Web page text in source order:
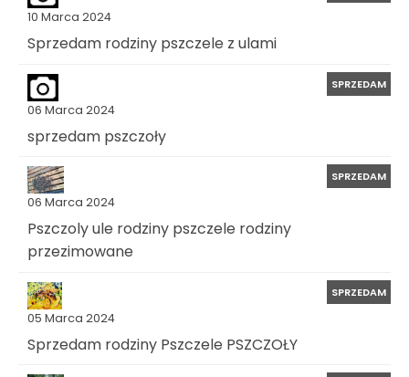
10 Marca 2024
Sprzedam rodziny pszczele z ulami
06 Marca 2024
SPRZEDAM
sprzedam pszczoły
06 Marca 2024
SPRZEDAM
Pszczoly ule rodziny pszczele rodziny
przezimowane
05 Marca 2024
SPRZEDAM
Sprzedam rodziny Pszczele PSZCZOŁY